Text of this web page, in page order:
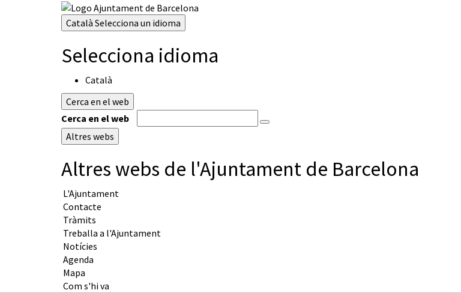
Català Selecciona un idioma
Selecciona idioma
Català
Cerca en el web
Cerca en el web
Altres webs
Altres webs de l'Ajuntament de Barcelona
L'Ajuntament
Contacte
Tràmits
Treballa a l'Ajuntament
Notícies
Agenda
Mapa
Com s'hi va